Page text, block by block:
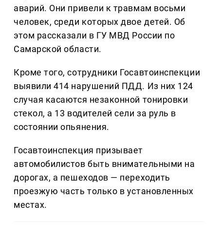
аварий. Они привели к травмам восьми
человек, среди которых двое детей. Об
этом рассказали в ГУ МВД России по
Самарской области.
Кроме того, сотрудники Госавтоинспекции
выявили 414 нарушений ПДД. Из них 124
случая касаются незаконной тонировки
стекол, а 13 водителей сели за руль в
состоянии опьянения.
Госавтоинспекция призывает
автомобилистов быть внимательными на
дорогах, а пешеходов — переходить
проезжую часть только в установленных
местах.